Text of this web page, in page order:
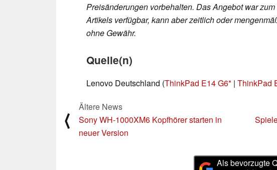
Preisänderungen vorbehalten. Das Angebot war
Artikels verfügbar, kann aber zeitlich oder
ohne Gewähr.
Quelle(n)
Lenovo Deutschland (ThinkPad E14 G6 | ThinkPad
⟨
Ältere News
Sony WH-1000XM6 Kopfhörer starten in
neuer Version
Als bevorzugte